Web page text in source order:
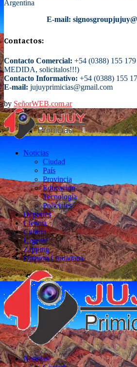
Argentina
E-mail:
Contactos:
Contacto Comercial: +54 (0388) 155
MEDIDA, solicitalos!!!)
Contacto Informativo: +54 (0388) 155
E-mail: jujuyprimicias@gmail.com
by SeñorWEB.com.ar
Noticias
Ciudad
País
Provincia
Educacion
Tecnología
Policiales
Deportes
Ciencia
Cultura
Urgente
Zapping
Opinion Ciudadana
Noticias